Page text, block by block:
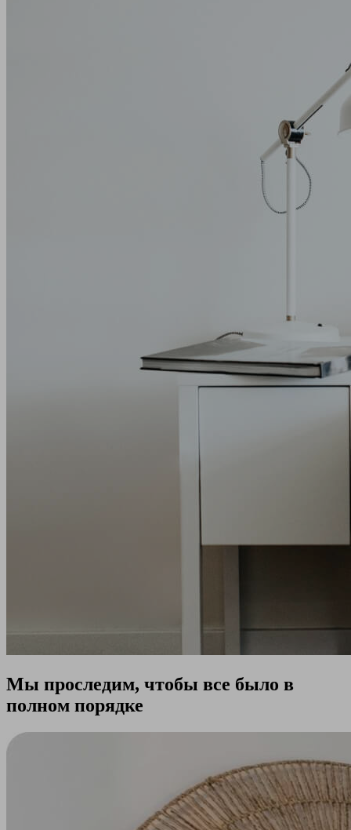
Мы проследим, чтобы все было в
полном порядке